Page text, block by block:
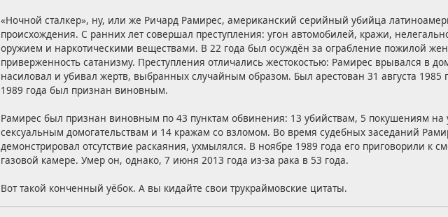
«Ночной сталкер», ну, или же Ричард Рамирес, американский серийный убийца
происхождения. С ранних лет совершал преступления: угон автомобилей, кражи,
оружием и наркотическими веществами. В 22 года был осуждён за ограбление пожилой
приверженность сатанизму. Преступления отличались жестокостью: Рамирес врывался в
насиловал и убивал жертв, выбранных случайным образом. Был арестован 31 августа 1985
1989 года был признан виновным.
Рамирес был признан виновным по 43 пунктам обвинения: 13 убийствам, 5 покушениям на
сексуальным домогательствам и 14 кражам со взломом. Во время судебных заседаний
демонстрировал отсутствие раскаяния, ухмылялся. В ноябре 1989 года его приговорили к
газовой камере. Умер он, однако, 7 июня 2013 года из-за рака в 53 года.
Вот такой конченный уёбок. А вы кидайте свои трукраймовские цитаты.